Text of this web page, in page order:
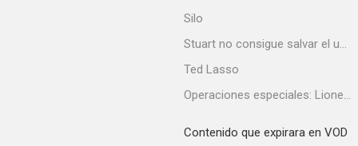
Silo
Stuart no consigue salvar el universo
Ted Lasso
Operaciones especiales: Lioness
Contenido que expirara en VOD